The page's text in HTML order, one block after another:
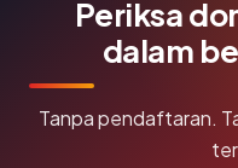
Periksa
dalam
Tanpa pendaftaran.